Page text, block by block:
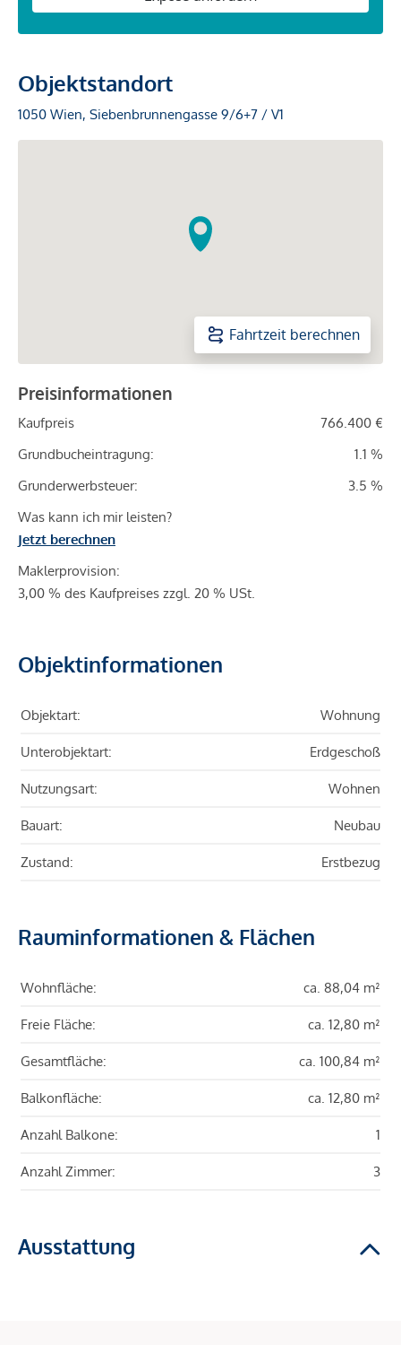
Objektstandort
1050 Wien, Siebenbrunnengasse 9/6+7 / V1
Fahrtzeit berechnen
Preisinformationen
Kaufpreis
766.400 €
Grundbucheintragung:
1.1 %
Grunderwerbsteuer:
3.5 %
Was kann ich mir leisten?
Jetzt berechnen
Maklerprovision:
3,00 % des Kaufpreises zzgl. 20 % USt.
Objektinformationen
Objektart: Wohnung
Unterobjektart: Erdgeschoß
Nutzungsart: Wohnen
Bauart: Neubau
Zustand: Erstbezug
Rauminformationen & Flächen
Wohnfläche: ca. 88,04 m²
Freie Fläche: ca. 12,80 m²
Gesamtfläche: ca. 100,84 m²
Balkonfläche: ca. 12,80 m²
Anzahl Balkone: 1
Anzahl Zimmer: 3
Ausstattung